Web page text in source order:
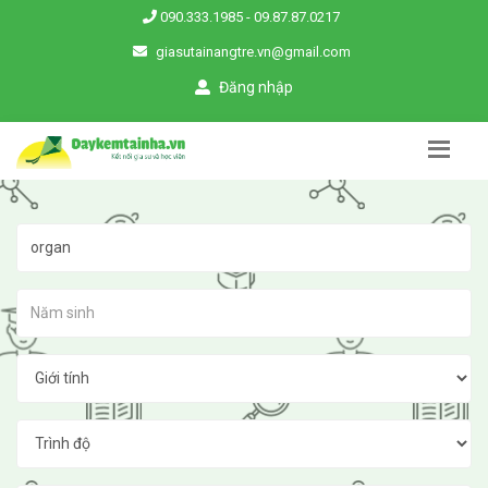
090.333.1985 - 09.87.87.0217
giasutainangtre.vn@gmail.com
Đăng nhập